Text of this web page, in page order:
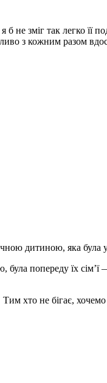
б не зміг так легко
з кожним разом
дитиною, яка була у
попереду їх
не бігає,